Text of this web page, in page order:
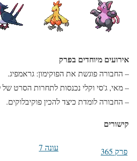
אירועים מיוחדים בפרק
– החבורה פוגשת את הפוקימון: גראמפיג.
– מאי, ג'סי וקלי נכנסות לתחרות הסרט של
– החבורה לומדת כיצד להכין פוקיבלוקים.
קישורים
פרק 365 עונה 7